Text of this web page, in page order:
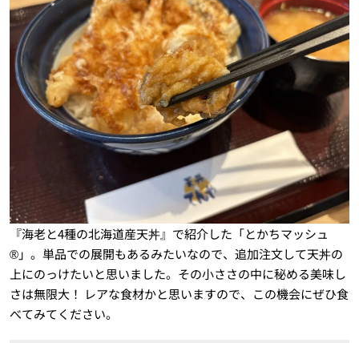
『海老と4種の北海道産天丼』で紹介した「とかちマッシュ
®︎」。単品での展開もあるみたいなので、追加注文して天丼の
上にのっけたいと思いました。その小ささの中に秘める美味し
さは無限大！ レアな食材かと思いますので、この機会にぜひ食
べてみてください。